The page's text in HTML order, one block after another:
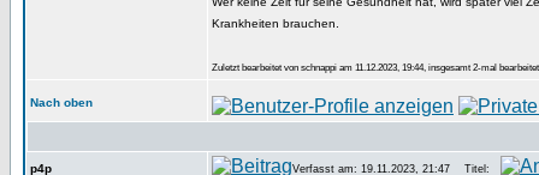
Krankheiten brauchen.
Zuletzt bearbeitet von schnappi am 11.12.2023, 19:44, insgesamt 2-mal bearbeitet
Nach oben
p4p Verfasst am: 19.11.2023, 21:47
Titel: